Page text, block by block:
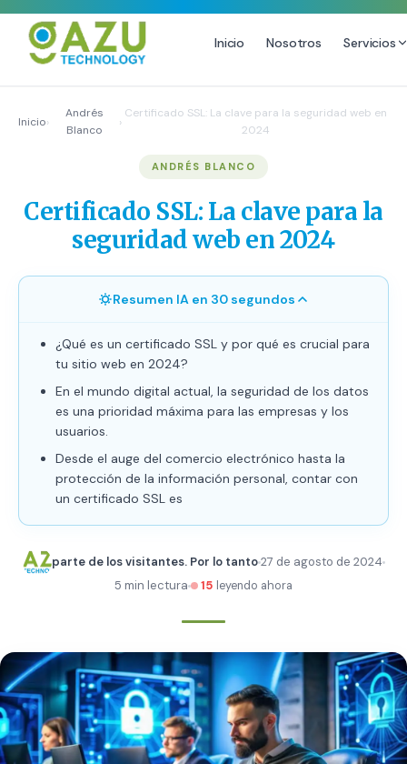
Inicio Nosotros Servicios
Email Marketing y SMS
Publicidad Digital
Growth Youtube ↗
Producción de Videos
Inicio›
Andrés
Blanco
›
Certificado SSL: La clave para la seguridad web en
2024
ANDRÉS BLANCO
Certificado SSL: La clave para la
seguridad web en 2024
Resumen IA en 30 segundos
¿Qué es un certificado SSL y por qué es crucial para
tu sitio web en 2024?
En el mundo digital actual, la seguridad de los datos
es una prioridad máxima para las empresas y los
usuarios.
Desde el auge del comercio electrónico hasta la
protección de la información personal, contar con
un certificado SSL es
parte de los visitantes. Por lo tanto27 de agosto de 2024
5 min lectura
15 leyendo ahora